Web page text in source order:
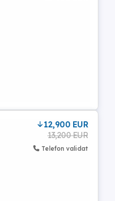
12,900 EUR
13,200 EUR
Telefon validat